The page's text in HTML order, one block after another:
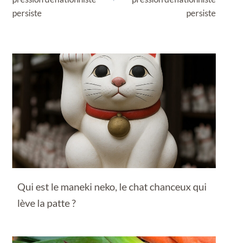
persiste
persiste
Qui est le maneki neko, le chat chanceux qui
lève la patte ?